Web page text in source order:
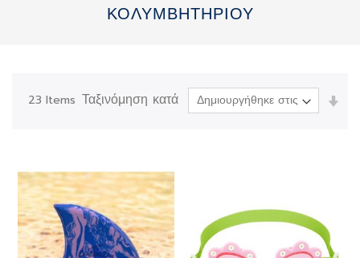
ΚΟΛΥΜΒΗΤΗΡΙΟΥ
23 Items Ταξινόμηση κατά